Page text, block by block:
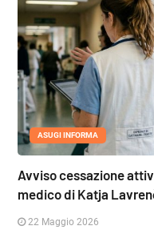
ASUGI INFORMA
Avviso cessazione
medico di Katja
22 Maggio 2026